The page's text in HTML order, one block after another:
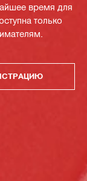
время для
только